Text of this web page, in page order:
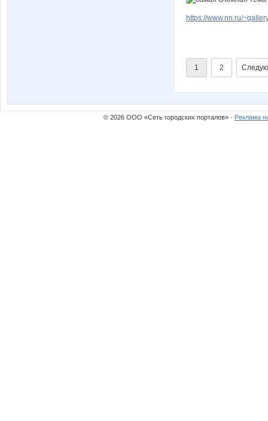
https://www.nn.ru/
1 2
© 2026 ООО «Сеть городских порталов» · Реклама